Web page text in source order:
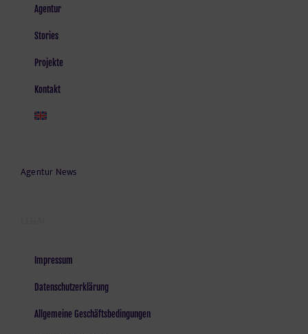
Agentur
Stories
Projekte
Kontakt
Agentur News
Impressum
Datenschutzerklärung
Allgemeine Geschäftsbedingungen